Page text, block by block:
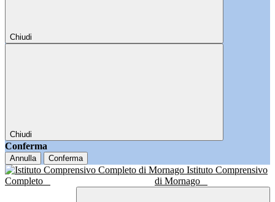
Chiudi
Chiudi
Conferma
Annulla Conferma
Istituto Comprensivo
Completo
di Mornago